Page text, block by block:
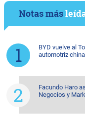
Notas más
BYD vuelve al
automotriz
Facundo Haro
Negocios y